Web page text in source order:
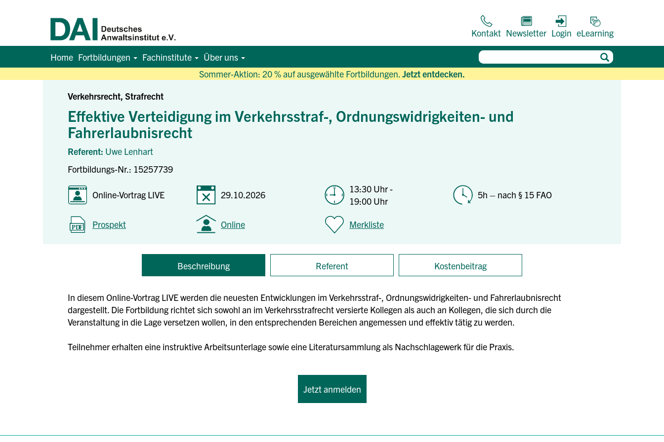
Sommer-Aktion: 20 % auf ausgewählte Fortbildungen.Jetzt entdecken.
Kontakt Newsletter Login eLearning
Home Fortbildungen Fachinstitute Über uns
Verkehrsrecht, Strafrecht
Effektive Verteidigung im Verkehrsstraf-, Ordnungswidrigkeiten- und
Fahrerlaubnisrecht
Referent: Uwe Lenhart
Fortbildungs-Nr.: 15257739
Online-Vortrag LIVE 29.10.2026
13:30 Uhr -
19:00 Uhr
5h – nach § 15 FAO
Prospekt Online Merkliste
Beschreibung Referent Kostenbeitrag
In diesem Online-Vortrag LIVE werden die neuesten Entwicklungen im Verkehrsstraf-, Ordnungswidrigkeiten- und Fahrerlaubnisrecht
dargestellt. Die Fortbildung richtet sich sowohl an im Verkehrsstrafrecht versierte Kollegen als auch an Kollegen, die sich durch die
Veranstaltung in die Lage versetzen wollen, in den entsprechenden Bereichen angemessen und effektiv tätig zu werden.
Teilnehmer erhalten eine instruktive Arbeitsunterlage sowie eine Literatursammlung als Nachschlagewerk für die Praxis.
Jetzt anmelden